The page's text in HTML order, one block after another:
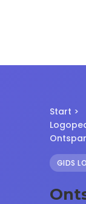
Start >
GIDS